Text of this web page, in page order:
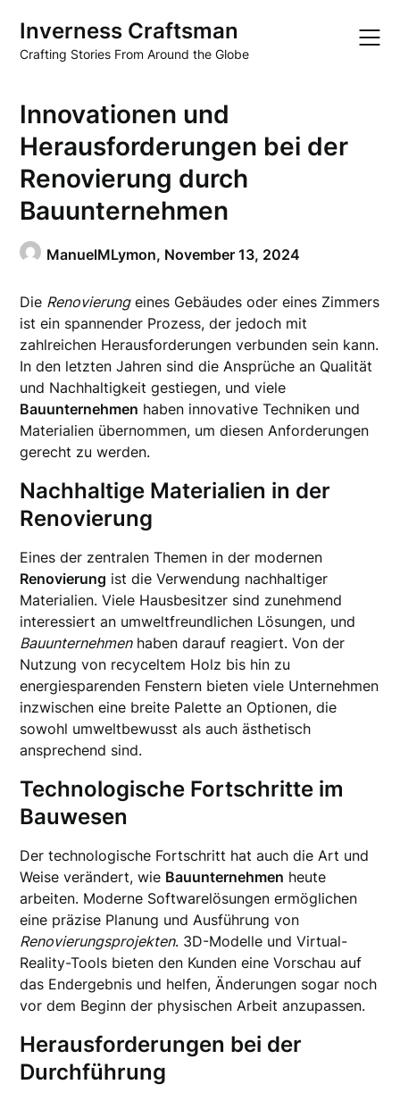
content
Inverness Craftsman
Crafting Stories From Around the Globe
Innovationen und
Herausforderungen bei der
Renovierung durch
Bauunternehmen
ManuelMLymon, November 13, 2024
Die Renovierungeines Gebäudes oder eines Zimmers
ist ein spannender Prozess, der jedoch mit
zahlreichen Herausforderungen verbunden sein kann.
In den letzten Jahren sind die Ansprüche an Qualität
und Nachhaltigkeit gestiegen, und viele
Bauunternehmen haben innovative Techniken und
Materialien übernommen, um diesen Anforderungen
gerecht zu werden.
Nachhaltige Materialien in der
Renovierung
Eines der zentralen Themen in der modernen
Renovierung ist die Verwendung nachhaltiger
Materialien. Viele Hausbesitzer sind zunehmend
interessiert an umweltfreundlichen Lösungen, und
Bauunternehmenhaben darauf reagiert. Von der
Nutzung von recyceltem Holz bis hin zu
energiesparenden Fenstern bieten viele Unternehmen
inzwischen eine breite Palette an Optionen, die
sowohl umweltbewusst als auch ästhetisch
ansprechend sind.
Technologische Fortschritte im
Bauwesen
Der technologische Fortschritt hat auch die Art und
Weise verändert, wie Bauunternehmen heute
arbeiten. Moderne Softwarelösungen ermöglichen
eine präzise Planung und Ausführung von
Renovierungsprojekten. 3D-Modelle und Virtual-
Reality-Tools bieten den Kunden eine Vorschau auf
das Endergebnis und helfen, Änderungen sogar noch
vor dem Beginn der physischen Arbeit anzupassen.
Herausforderungen bei der
Durchführung